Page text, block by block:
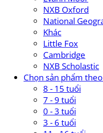
NXB Oxford
National
Khác
Little Fox
Cambridge
NXB Scholastic
Chọn sản phẩm
8 - 15 tuổi
7 - 9 tuổi
0 - 3 tuổi
3 - 6 tuổi